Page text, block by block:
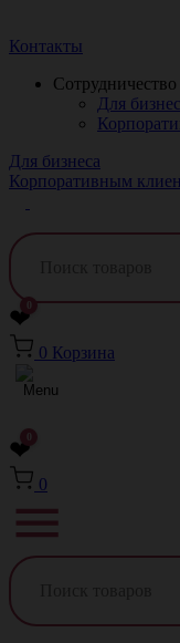
Контакты
Сотрудничество
Для
Для бизнеса
Корпоративным
❤0
0 Корзина
❤0
0